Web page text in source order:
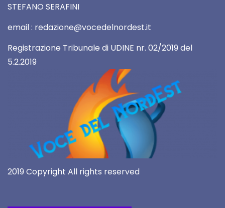
STEFANO SERAFINI
email : redazione@vocedelnordest.it
Registrazione Tribunale di UDINE nr. 02/2019 del
5.2.2019
2019 Copyright All rights reserved